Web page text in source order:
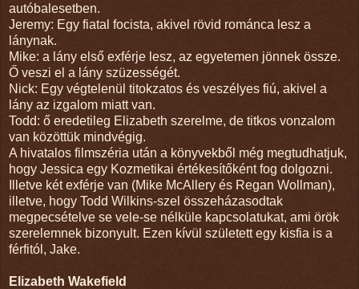
autóbalesetben.
Jeremy: Egy fiatal focista, akivel rövid románca lesz a
lánynak.
Mike: a lány első exférje lesz, az egyetemen jönnek össze.
Ő veszi el a lány szüzességét.
Nick: Egy végtelenül titokzatos és veszélyes fiú, akivel a
lány az izgalom miatt van.
Todd: ő eredetileg Elizabeth szerelme, de titkos vonzalom
van közöttük mindvégig.
A hivatalos filmszéria után a könyvekből még megtudhatjuk,
hogy Jessica egy Kozmetikai értékesítőként fog dolgozni.
Illetve két exférje van (Mike McAllery és Regan Wollman),
illetve, hogy Todd Wilkins-szel összeházasodtak
megpecsételve se vele-se nélküle kapcsolatukat, ami örök
szerelemnek bizonyult. Ezen kívül született egy kisfia is a
férfitól, Jake.
Elizabeth Wakefield